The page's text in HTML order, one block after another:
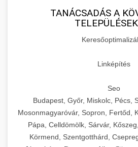
TANÁCSADÁS A
Linképítés
Seo
Budapest, Győr, Miskolc, Pécs,
Mosonmagyaróvár, Sopron, Fertőd,
Pápa, Celldömölk, Sárvár,
Körmend, Szentgotthárd,